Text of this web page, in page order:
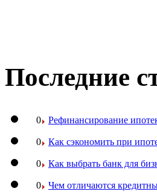
Последние
0 Рефинансирование
0 Как сэкономить при
0 Как выбрать банк для
0 Чем отличаются